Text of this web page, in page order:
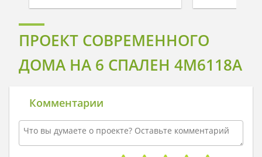
ПРОЕКТ СОВРЕМЕННОГО
ДОМА НА 6 СПАЛЕН 4M6118A
Комментарии